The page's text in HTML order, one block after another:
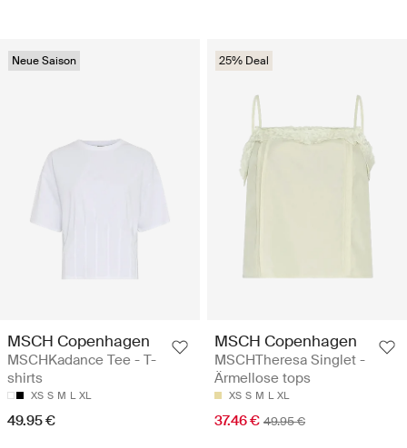
Neue Saison
MSCH Copenhagen
MSCHKadance Tee - T-
shirts
XS S M L XL
49.95 €
25% Deal
MSCH Copenhagen
MSCHTheresa Singlet -
Ärmellose tops
XS S M L XL
37.46 € 49.95 €